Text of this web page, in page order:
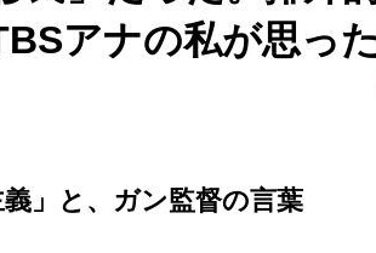
アナの私が思っ
」と、ガン監督の言葉